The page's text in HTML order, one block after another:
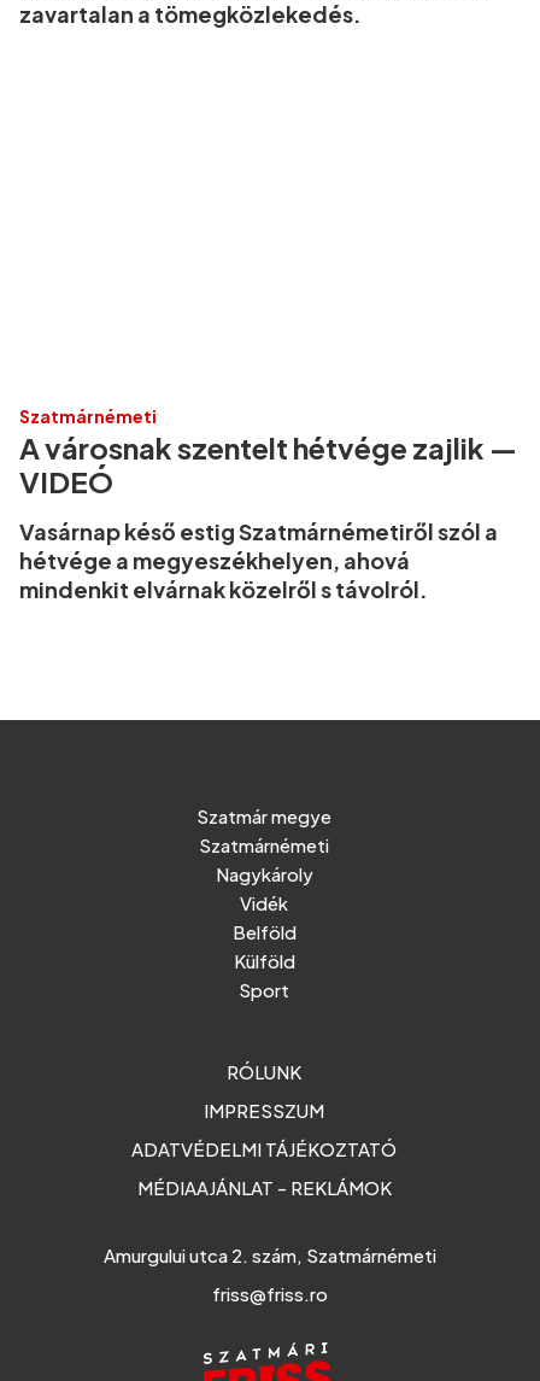
zavartalan a tömegközlekedés.
Szatmárnémeti
A városnak szentelt hétvége zajlik —
VIDEÓ
Vasárnap késő estig Szatmárnémetiről szól a
hétvége a megyeszékhelyen, ahová
mindenkit elvárnak közelről s távolról.
Szatmár megye
Szatmárnémeti
Nagykároly
Vidék
Belföld
Külföld
Sport
RÓLUNK
IMPRESSZUM
ADATVÉDELMI TÁJÉKOZTATÓ
MÉDIAAJÁNLAT - REKLÁMOK
Amurgului utca 2. szám, Szatmárnémeti
friss@friss.ro